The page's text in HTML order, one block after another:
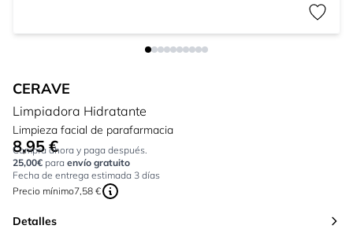
CERAVE
Limpiadora Hidratante
Limpieza facial de parafarmacia
Tan bajo como:
8,95 €
Compra ahora y paga después.
25,00€ para envío gratuito
Fecha de entrega estimada 3 días
Precio mínimo7,58 €
Detalles